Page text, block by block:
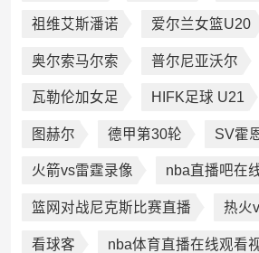
祖维艾斯潘诺 爱尔兰女篮U20
奥尔索马尔索 普尔尼亚沃尔
瓦勒伦加女足 HIFK足球 U21
图赫尔 德甲第30轮 SV霍
火箭vs雷霆录像 nba直播吧在
篮网对战尼克斯比赛直播 热火
看球客 nba体育直播在线观看